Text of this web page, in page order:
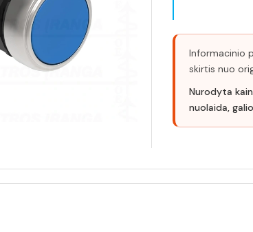
Informacinio
skirtis nuo
Nurodyta
nuolaida,